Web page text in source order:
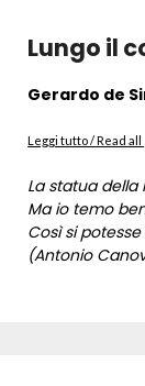
Lungo il
Gerardo de
Leggi tutto / Read all
La statua della
Ma io temo
Così si
(Antonio